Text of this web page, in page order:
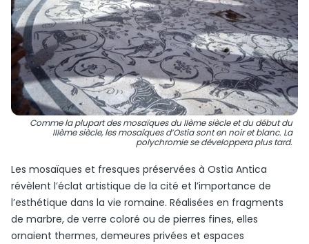
Comme la plupart des mosaïques du IIème siècle et du début du
IIIème siècle, les mosaïques d’Ostia sont en noir et blanc. La
polychromie se développera plus tard.
Les mosaïques et fresques préservées à Ostia Antica
révèlent l’éclat artistique de la cité et l’importance de
l’esthétique dans la vie romaine. Réalisées en fragments
de marbre, de verre coloré ou de pierres fines, elles
ornaient thermes, demeures privées et espaces